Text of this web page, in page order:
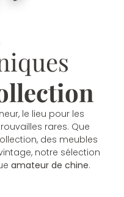
le lieu pour les
rares. Que
des meubles
notre sélection
amateur de chine.